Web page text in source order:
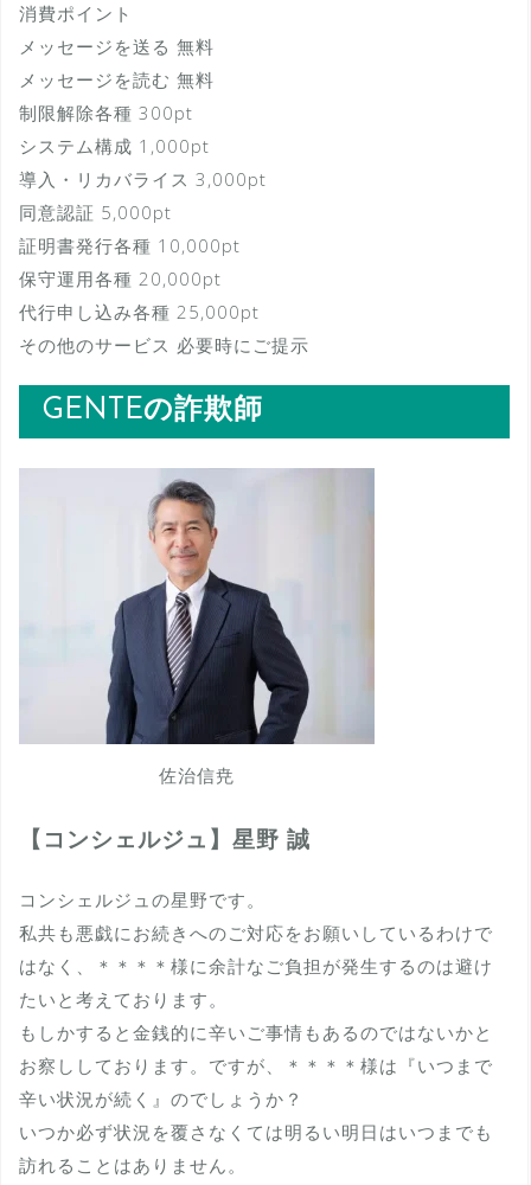
消費ポイント
メッセージを送る 無料
メッセージを読む 無料
制限解除各種 300pt
システム構成 1,000pt
導入・リカバライス 3,000pt
同意認証 5,000pt
証明書発行各種 10,000pt
保守運用各種 20,000pt
代行申し込み各種 25,000pt
その他のサービス 必要時にご提示
GENTEの詐欺師
佐治信尭
【コンシェルジュ】星野 誠
コンシェルジュの星野です。
私共も悪戯にお続きへのご対応をお願いしているわけで
はなく、＊＊＊＊様に余計なご負担が発生するのは避け
たいと考えております。
もしかすると金銭的に辛いご事情もあるのではないかと
お察ししております。ですが、＊＊＊＊様は『いつまで
辛い状況が続く』のでしょうか？
いつか必ず状況を覆さなくては明るい明日はいつまでも
訪れることはありません。